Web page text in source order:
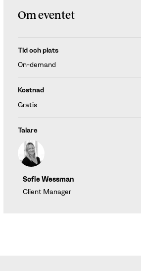
Om eventet
Tid och plats
On-demand
Kostnad
Gratis
Talare
Sofie Wessman
Client Manager